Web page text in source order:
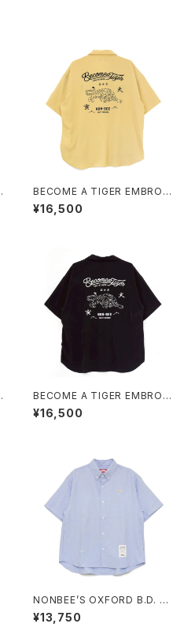
BECOME A TIGER EMBROI
DERED HALFSLEEVE SHIRT
S light-yellow
¥16,500
BECOME A TIGER EMBROI
DERED HALFSLEEVE SHIRT
S black
¥16,500
NONBEE’S OXFORD B.D. H
ALF SLEEVE SHIRTS “cockt
ail” saxe-blue
¥13,750